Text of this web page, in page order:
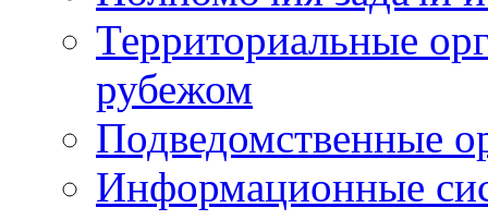
Территориальные
рубежом
Подведомственные
Информационные